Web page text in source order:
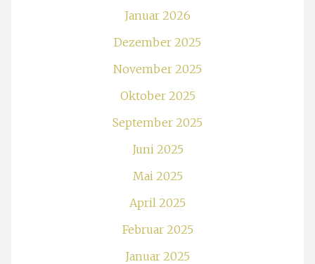
Januar 2026
Dezember 2025
November 2025
Oktober 2025
September 2025
Juni 2025
Mai 2025
April 2025
Februar 2025
Januar 2025